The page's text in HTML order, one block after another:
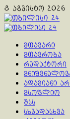
Skip
to
content
8 აგვისტო 2026
Primary
მთავარი
მთავრობა
რედაქტორი
ადამიანი
მსოფლიო
შსს
სხვადასხვა